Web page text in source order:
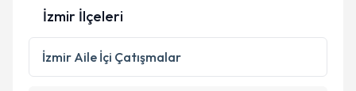
Kişisel verilerimin işlenmesine ilişkinAydınlatma
Metni 'ni okudum ve kişisel verilerimin belirtilen
kapsamda işlenmesini kabul ediyorum.
İzmir İlçeleri
İzmir Aile İçi Çatışmalar